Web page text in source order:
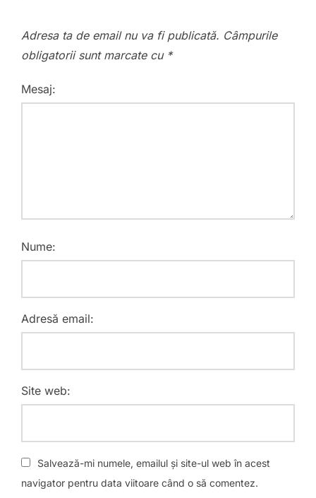
Adresa ta de email nu va fi publicată. Câmpurile
obligatorii sunt marcate cu *
Mesaj:
Nume:
Adresă email:
Site web:
Salvează-mi numele, emailul și site-ul web în acest
navigator pentru data viitoare când o să comentez.